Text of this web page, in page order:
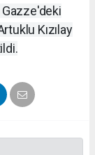
Gazze'deki
Kızılay